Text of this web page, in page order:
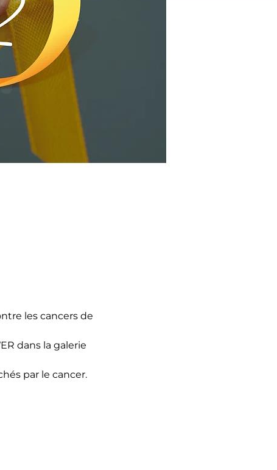
les cancers de
dans la galerie
par le cancer.